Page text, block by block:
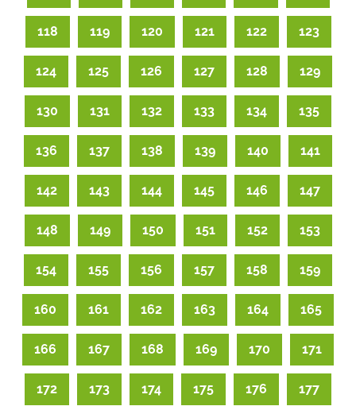
118 119 120 121 122 123
124 125 126 127 128 129
130 131 132 133 134 135
136 137 138 139 140 141
142 143 144 145 146 147
148 149 150 151 152 153
154 155 156 157 158 159
160 161 162 163 164 165
166 167 168 169 170 171
172 173 174 175 176 177